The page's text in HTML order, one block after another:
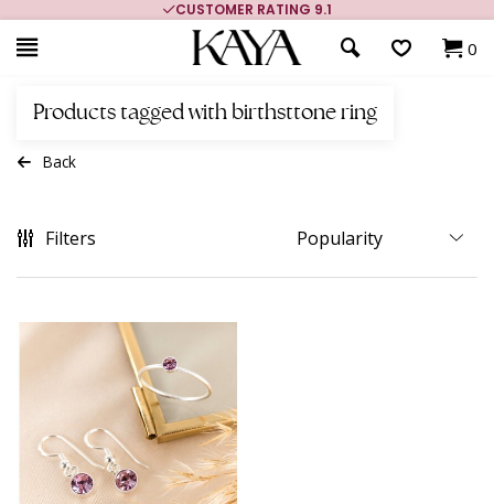
CUSTOMER RATING 9.1
0
Products tagged with birthsttone ring
Back
Filters